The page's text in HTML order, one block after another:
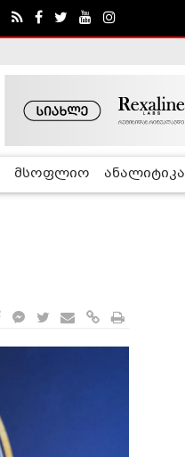
მსოფლიო ანალიტიკა